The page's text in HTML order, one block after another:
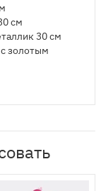
см
30 см
золотым